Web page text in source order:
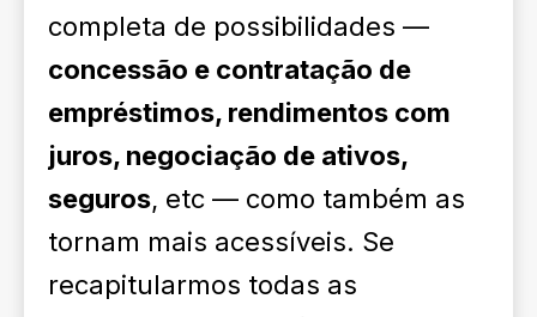
completa de possibilidades —
concessão e contratação de
empréstimos, rendimentos com
juros, negociação de ativos,
seguros, etc — como também as
tornam mais acessíveis. Se
recapitularmos todas as